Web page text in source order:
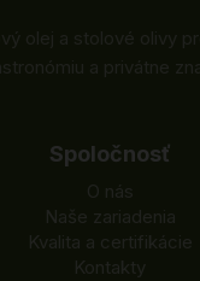
Spoločnosť
O nás
Naše zariadenia
Kvalita a certifikácie
Kontakty